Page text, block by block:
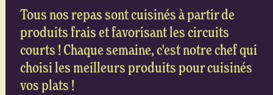
Tous nos repas sont cuisinés à partir de
produits frais et favorisant les circuits
courts ! Chaque semaine, c'est notre chef qui
choisi les meilleurs produits pour cuisinés
vos plats !